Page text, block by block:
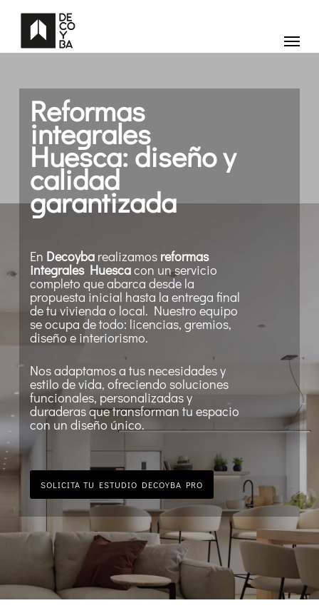
Menu
Reformas
integrales
Huesca: diseño y
calidad
garantizada
En Decoybarealizamos reformas
integrales Huescacon un servicio
completo que abarca desde la
propuesta inicial hasta la entrega final
de tu vivienda o local. Nuestro equipo
se ocupa de todo: licencias, gremios,
diseño e interiorismo.
Nos adaptamos a tus necesidades y
estilo de vida, ofreciendo soluciones
funcionales, personalizadas y
duraderas que transforman tu espacio
con un diseño único.
SOLICITA TU ESTUDIO DECOYBA PRO